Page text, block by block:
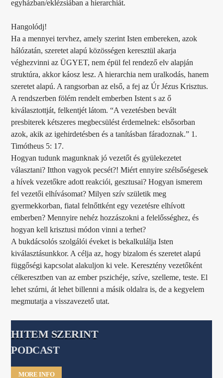
egyházban/eklézsiában a hierarchiát.
Hangolódj!
Ha a mennyei tervhez, amely szerint Isten embereken, azok
hálózatán, szeretet alapú közösségen keresztül akarja
véghezvinni az ÜGYET, nem épül fel rendező elv alapján
struktúra, akkor káosz lesz. A hierarchia nem uralkodás, hanem
szeretet alapú. A rangsorban az első, a fej az Úr Jézus Krisztus.
A rendszerben fölém rendelt emberben Istent s az ő
kiválasztottját, felkentjét látom. “A vezetésben bevált
presbiterek kétszeres megbecsülést érdemelnek: elsősorban
azok, akik az igehirdetésben és a tanításban fáradoznak.” 1.
Timótheus 5: 17.
Hogyan tudunk magunknak jó vezetőt és gyülekezetet
választani? Itthon vagyok pecsét?! Miért ennyire szélsőségesek
a hívek vezetőkre adott reakciói, gesztusai? Hogyan ismerem
fel vezetői elhívásomat? Milyen szív születik meg
gyermekkorban, fiatal felnőttként egy vezetésre elhívott
emberben? Mennyire nehéz hozzászokni a felelősséghez, és
hogyan kell krisztusi módon vinni a terhet?
A bukdácsolós szolgálói éveket is bekalkulálja Isten
kiválasztásunkkor. A célja az, hogy bizalom és szeretet alapú
függőségi kapcsolat alakuljon ki vele. Keresztény vezetőként
célkeresztben van az ember pszichéje, szíve, szelleme, teste. El
lehet szúrni, át lehet billenni a másik oldalra is, de a kegyelem
megmutatja a visszavezető utat.
HITEM SZERINT
PODCAST
MORE INFO